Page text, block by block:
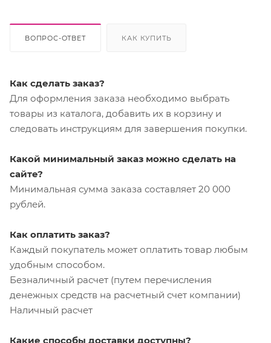
ВОПРОС-ОТВЕТ КАК КУПИТЬ
Как сделать заказ?
Для оформления заказа необходимо выбрать
товары из каталога, добавить их в корзину и
следовать инструкциям для завершения покупки.
Какой минимальный заказ можно сделать на
сайте?
Минимальная сумма заказа составляет 20 000
рублей.
Как оплатить заказ?
Каждый покупатель может оплатить товар любым
удобным способом.
Безналичный расчет (путем перечисления
денежных средств на расчетный счет компании)
Наличный расчет
Какие способы доставки доступны?